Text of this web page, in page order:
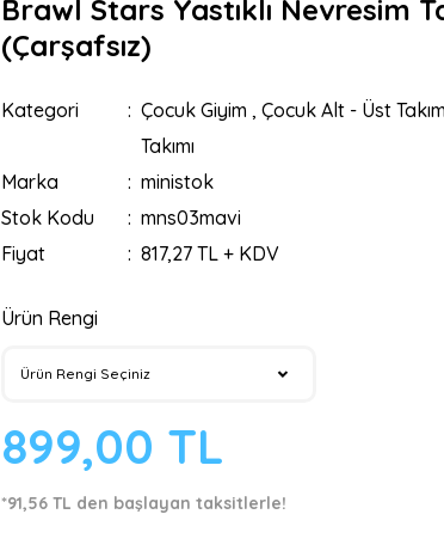
Brawl Stars Yastıklı Nevresim
(Çarşafsız)
Kategori Çocuk Giyim , Çocuk Alt - Üst Takım
Takımı
Marka
ministok
Stok Kodu
mns03mavi
Fiyat
817,27 TL + KDV
Ürün Rengi
899,00 TL
*91,56 TL den başlayan taksitlerle!